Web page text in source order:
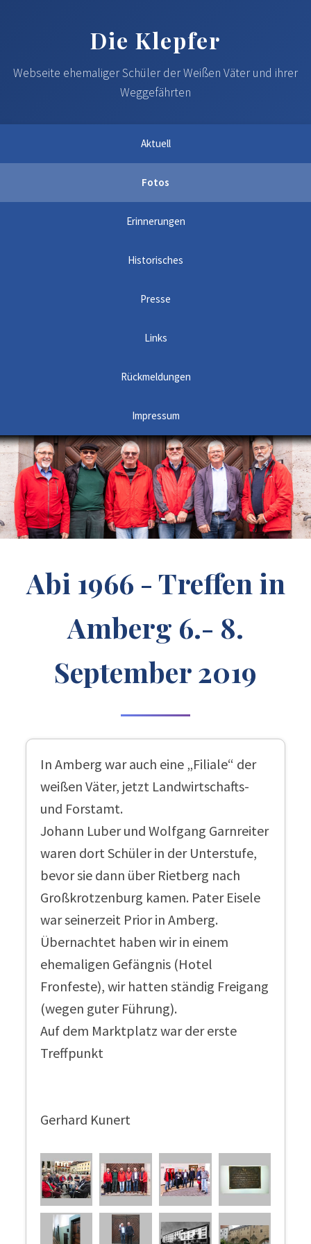
Die Klepfer
Webseite ehemaliger Schüler der Weißen Väter und ihrer
Weggefährten
Aktuell
Fotos
Erinnerungen
Historisches
Presse
Links
Rückmeldungen
Impressum
Abi 1966 - Treffen in
Amberg 6.- 8.
September 2019
In Amberg war auch eine „Filiale“ der
weißen Väter, jetzt Landwirtschafts-
und Forstamt.
Johann Luber und Wolfgang Garnreiter
waren dort Schüler in der Unterstufe,
bevor sie dann über Rietberg nach
Großkrotzenburg kamen. Pater Eisele
war seinerzeit Prior in Amberg.
Übernachtet haben wir in einem
ehemaligen Gefängnis (Hotel
Fronfeste), wir hatten ständig Freigang
(wegen guter Führung).
Auf dem Marktplatz war der erste
Treffpunkt
Gerhard Kunert